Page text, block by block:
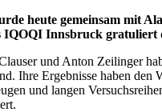
heute gemeinsam mit
IQOQI Innsbruck
und Anton Zeilinger
Ihre Ergebnisse haben
und langen